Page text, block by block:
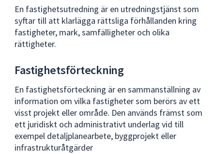
En fastighetsutredning är en utredningstjänst som
syftar till att klarlägga rättsliga förhållanden kring
fastigheter, mark, samfälligheter och olika
rättigheter.
Fastighetsförteckning
En fastighetsförteckning är en sammanställning av
information om vilka fastigheter som berörs av ett
visst projekt eller område. Den används främst som
ett juridiskt och administrativt underlag vid till
exempel detaljplanearbete, byggprojekt eller
infrastrukturåtgärder